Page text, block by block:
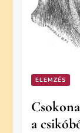
ELEMZÉS
a